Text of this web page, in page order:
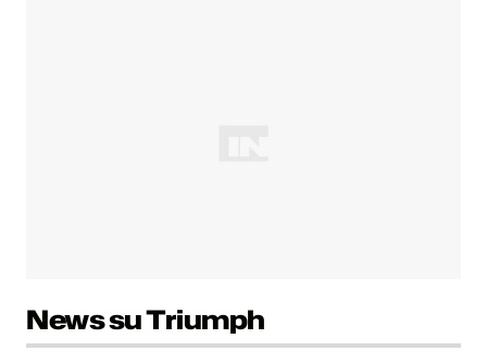
News su Triumph